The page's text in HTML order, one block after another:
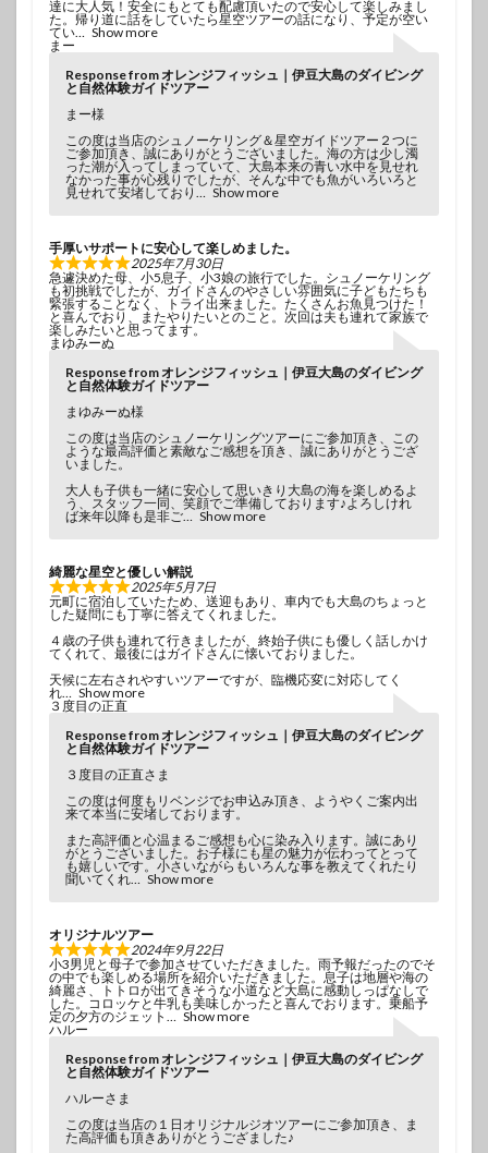
達に大人気！安全にもとても配慮頂いたので安心して楽しみまし
た。帰り道に話をしていたら星空ツアーの話になり、予定が空い
てい
Show more
まー
Response from オレンジフィッシュ｜伊豆大島のダイビング
と自然体験ガイドツアー
まー様
この度は当店のシュノーケリング＆星空ガイドツアー２つに
ご参加頂き、誠にありがとうございました。海の方は少し濁
った潮が入ってしまっていて、大島本来の青い水中を見せれ
なかった事が心残りでしたが、そんな中でも魚がいろいろと
見せれて安堵しており
Show more
手厚いサポートに安心して楽しめました。
2025年7月30日
急遽決めた母、小5息子、小3娘の旅行でした。シュノーケリング
も初挑戦でしたが、ガイドさんのやさしい雰囲気に子どもたちも
緊張することなく、トライ出来ました。たくさんお魚見つけた！
と喜んでおり、またやりたいとのこと。次回は夫も連れて家族で
楽しみたいと思ってます。
まゆみーぬ
Response from オレンジフィッシュ｜伊豆大島のダイビング
と自然体験ガイドツアー
まゆみーぬ様
この度は当店のシュノーケリングツアーにご参加頂き、この
ような最高評価と素敵なご感想を頂き、誠にありがとうござ
いました。
大人も子供も一緒に安心して思いきり大島の海を楽しめるよ
う、スタッフ一同、笑顔でご準備しております♪よろしけれ
ば来年以降も是非ご
Show more
綺麗な星空と優しい解説
2025年5月7日
元町に宿泊していたため、送迎もあり、車内でも大島のちょっと
した疑問にも丁寧に答えてくれました。
４歳の子供も連れて行きましたが、終始子供にも優しく話しかけ
てくれて、最後にはガイドさんに懐いておりました。
天候に左右されやすいツアーですが、臨機応変に対応してく
れ
Show more
３度目の正直
Response from オレンジフィッシュ｜伊豆大島のダイビング
と自然体験ガイドツアー
３度目の正直さま
この度は何度もリベンジでお申込み頂き、ようやくご案内出
来て本当に安堵しております。
また高評価と心温まるご感想も心に染み入ります。誠にあり
がとうございました。お子様にも星の魅力が伝わってとって
も嬉しいです。小さいながらもいろんな事を教えてくれたり
聞いてくれ
Show more
オリジナルツアー
2024年9月22日
小3男児と母子で参加させていただきました。雨予報だったのでそ
の中でも楽しめる場所を紹介いただきました。息子は地層や海の
綺麗さ、トトロが出てきそうな小道など大島に感動しっぱなしで
した。コロッケと牛乳も美味しかったと喜んでおります。乗船予
定の夕方のジェット
Show more
ハルー
Response from オレンジフィッシュ｜伊豆大島のダイビング
と自然体験ガイドツアー
ハルーさま
この度は当店の１日オリジナルジオツアーにご参加頂き、ま
た高評価も頂きありがとうござました♪